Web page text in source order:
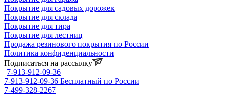
Покрытие для садовых дорожек
Покрытие для склада
Покрытие для тира
Покрытие для лестниц
Продажа резинового покрытия по России
Политика конфиденциальности
Подписаться на рассылку
7-913-912-09-36
7-913-912-09-36 Бесплатный по России
7-499-328-2267